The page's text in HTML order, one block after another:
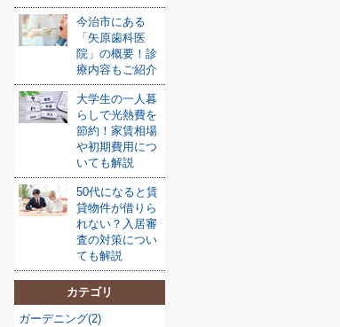
今治市にある
「矢原歯科医
院」の概要！診
療内容もご紹介
大学生の一人暮
らしで光熱費を
節約！家賃相場
や初期費用につ
いても解説
50代になると賃
貸物件が借りら
れない？入居審
査の対策につい
ても解説
カテゴリ
ガーデニング(2)